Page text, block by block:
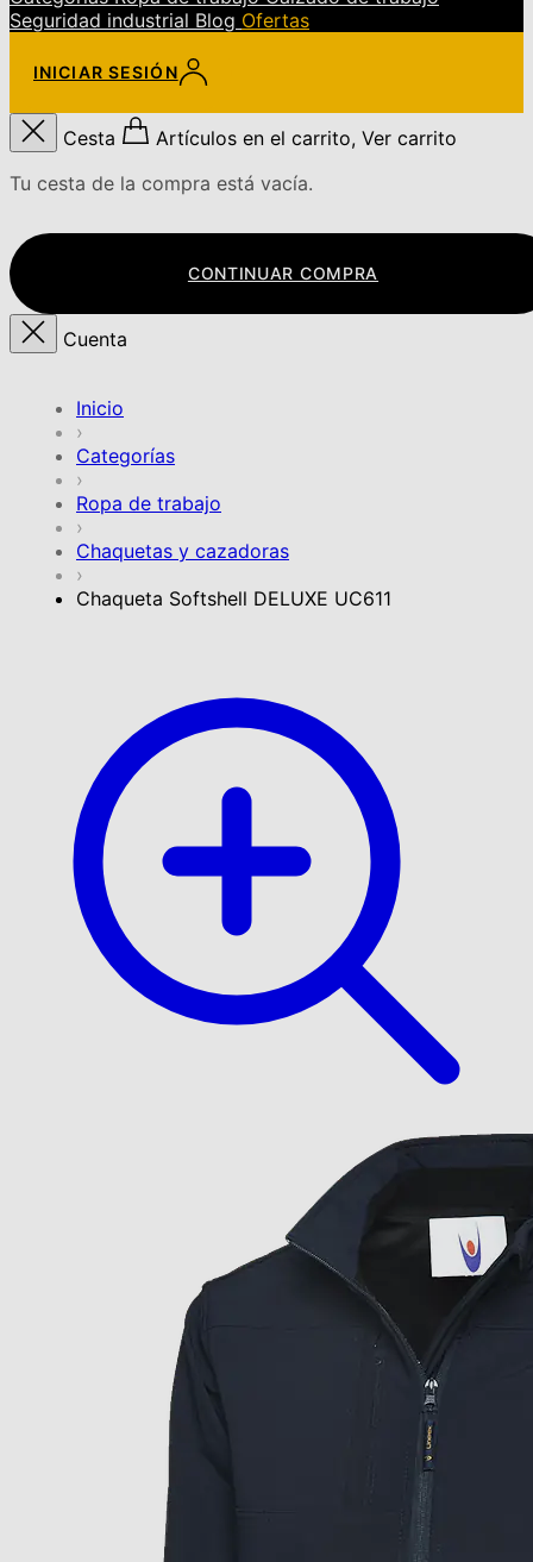
Seguridad industrial Blog Ofertas
INICIAR SESIÓN
Cesta
Artículos en el carrito, Ver carrito
Tu cesta de la compra está vacía.
CONTINUAR COMPRA
Cuenta
Inicio
›
Categorías
›
Ropa de trabajo
›
Chaquetas y cazadoras
›
Chaqueta Softshell DELUXE UC611